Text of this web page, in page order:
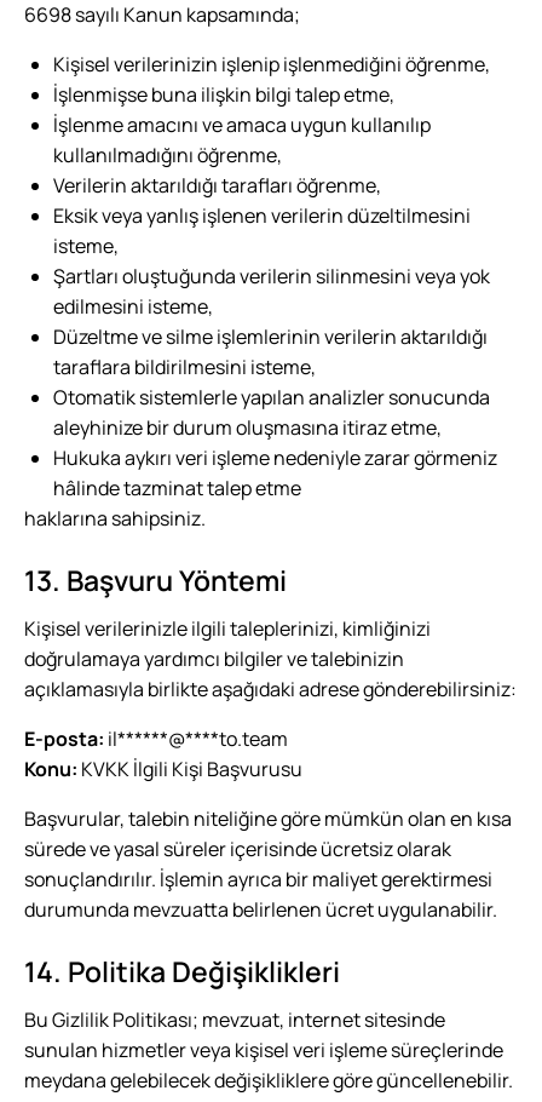
6698 sayılı Kanun kapsamında;
Kişisel verilerinizin işlenip işlenmediğini öğrenme,
İşlenmişse buna ilişkin bilgi talep etme,
İşlenme amacını ve amaca uygun kullanılıp
kullanılmadığını öğrenme,
Verilerin aktarıldığı tarafları öğrenme,
Eksik veya yanlış işlenen verilerin düzeltilmesini
isteme,
Şartları oluştuğunda verilerin silinmesini veya yok
edilmesini isteme,
Düzeltme ve silme işlemlerinin verilerin aktarıldığı
taraflara bildirilmesini isteme,
Otomatik sistemlerle yapılan analizler sonucunda
aleyhinize bir durum oluşmasına itiraz etme,
Hukuka aykırı veri işleme nedeniyle zarar görmeniz
hâlinde tazminat talep etme
haklarına sahipsiniz.
13. Başvuru Yöntemi
Kişisel verilerinizle ilgili taleplerinizi, kimliğinizi
doğrulamaya yardımcı bilgiler ve talebinizin
açıklamasıyla birlikte aşağıdaki adrese gönderebilirsiniz:
E-posta: il******@****to.team
Konu: KVKK İlgili Kişi Başvurusu
Başvurular, talebin niteliğine göre mümkün olan en kısa
sürede ve yasal süreler içerisinde ücretsiz olarak
sonuçlandırılır. İşlemin ayrıca bir maliyet gerektirmesi
durumunda mevzuatta belirlenen ücret uygulanabilir.
14. Politika Değişiklikleri
Bu Gizlilik Politikası; mevzuat, internet sitesinde
sunulan hizmetler veya kişisel veri işleme süreçlerinde
meydana gelebilecek değişikliklere göre güncellenebilir.